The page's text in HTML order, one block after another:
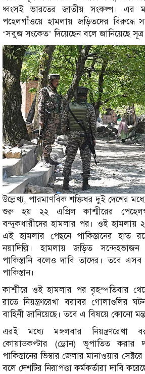
ধ্বংসই ভারতের জাতীয় সংকল্প। এর
পহেলগাঁওয়ে হামলায় জড়িতদের বিরুদ্ধে
‘সবুজ সংকেত’ দিয়েছেন বলে জানিয়েছে
উল্লেখ্য, পারমাণবিক শক্তিধর দুই দেশের
শুরু হয় ২২ এপ্রিল কাশ্মীরের
বন্দুকধারীদের হামলার পর। ওই
এই হামলার পেছনে পাকিস্তানের হাত
নয়াদিল্লি। হামলায় জড়িত
পাকিস্তানি বলেও দাবি তাদের। তবে
পাকিস্তান।
কাশ্মীরে ওই হামলার পর বৃহস্পতিবার
রাতে নিয়ন্ত্রণরেখা বরাবর গোলাগুলির
বাহিনী জানিয়েছে। তবে এ বিষয়ে কোনো
এরই মধ্যে মঙ্গলবার নিয়ন্ত্রণরেখা
কোয়াডকপ্টার (ড্রোন) ভূপাতিত করার
পাকিস্তানের ভিম্বার জেলার মানাওয়ার
বলে দেশটির নিরাপত্তা কর্মকর্তারা দাবি